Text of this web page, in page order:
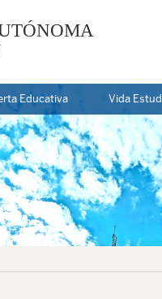
Educativa Vida